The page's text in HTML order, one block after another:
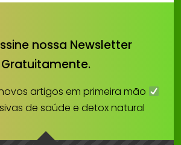
nossa Newsletter
Gratuitamente.
artigos em primeira mão
de saúde e detox natural